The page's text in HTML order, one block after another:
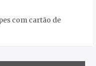
com cartão de